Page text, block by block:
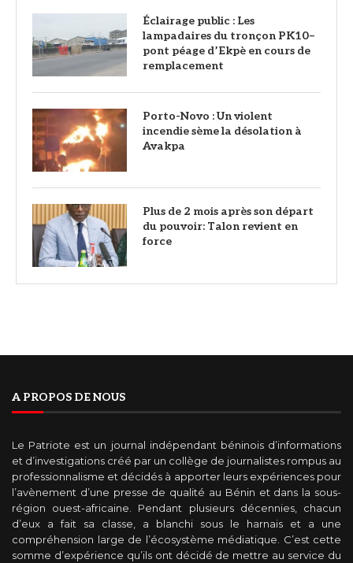
‎Éclairage public : Les
lampadaires du tronçon PK10–
pont péage d’Ekpè en cours de
remplacement
Porto-Novo : Un violent
incendie sème la désolation à
Avakpa
Plus de 2 mois après son départ
du pouvoir: Talon revient en
force
A PROPOS DE NOUS
Le Patriote est un journal indépendant béninois d’informations
et d’investigations créé par un collège de journalistes rompus au
professionnalisme et décidés à apporter leurs expériences pour
l’avènement d’une presse de qualité au Bénin et dans la sous-
région ouest-africaine. Pendant plusieurs décennies, chacun
d’eux a fait sa classe, a blanchi sous le harnais et a une
compréhension large de l’écosystème médiatique. C’est cette
somme d’expérience qu’ils ont décidé de mettre au service du